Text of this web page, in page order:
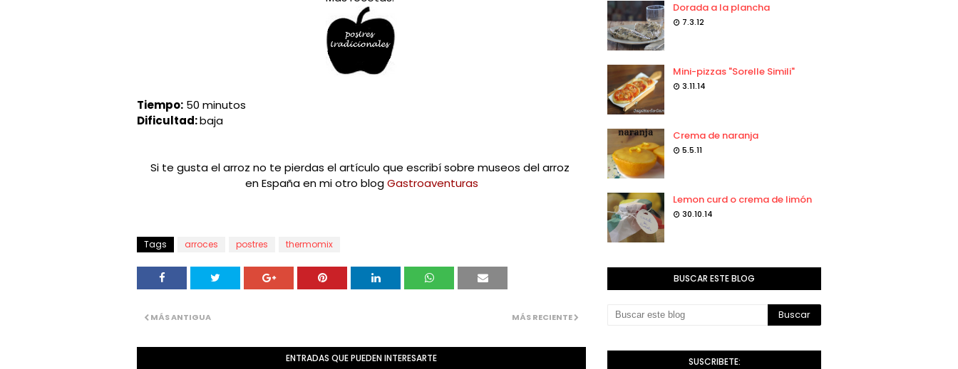
Tiempo: 50 minutos
Dificultad:baja
Si te gusta el arroz no te pierdas el artículo que escribí sobre museos del arroz
en España en mi otro blogGastroaventuras
Tags arroces postres thermomix
MÁS RECIENTE
MÁS ANTIGUA
ENTRADAS QUE PUEDEN INTERESARTE
Dorada a la plancha
7.3.12
Mini-pizzas "Sorelle Simili"
3.11.14
Crema de naranja
5.5.11
Lemon curd o crema de limón
30.10.14
BUSCAR ESTE BLOG
SUSCRIBETE: